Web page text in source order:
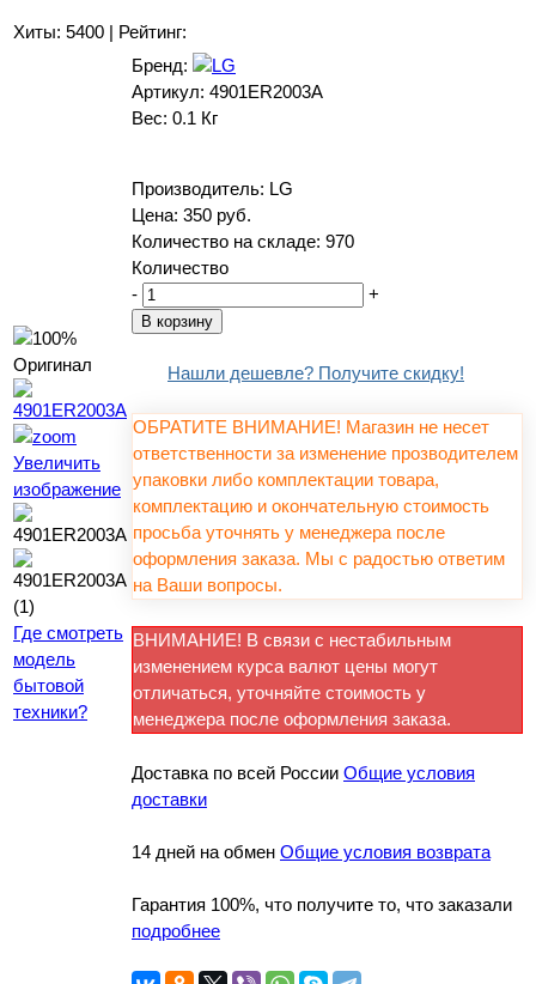
Хиты: 5400 | Рейтинг:
Увеличить
изображение
Где смотреть
модель
бытовой
техники?
Бренд:
Артикул: 4901ER2003A
Вес: 0.1 Кг
Производитель: LG
Цена: 350 руб.
Количество на складе: 970
Количество
-
+
Нашли дешевле? Получите скидку!
ОБРАТИТЕ ВНИМАНИЕ! Магазин не несет
ответственности за изменение прозводителем
упаковки либо комплектации товара,
комплектацию и окончательную стоимость
просьба уточнять у менеджера после
оформления заказа. Мы с радостью ответим
на Ваши вопросы.
ВНИМАНИЕ! В связи с нестабильным
изменением курса валют цены могут
отличаться, уточняйте стоимость у
менеджера после оформления заказа.
Доставка по всей России Общие условия
доставки
14 дней на обмен Общие условия возврата
Гарантия 100%, что получите то, что заказали
подробнее